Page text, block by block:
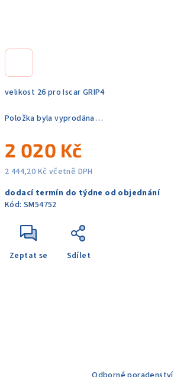
velikost 26 pro Iscar GRIP4
Položka byla vyprodána…
2 020 Kč
2 444,20 Kč včetně DPH
cena:
dodací termín do týdne od objednání
Kód: SM54752
Zeptat se Sdílet